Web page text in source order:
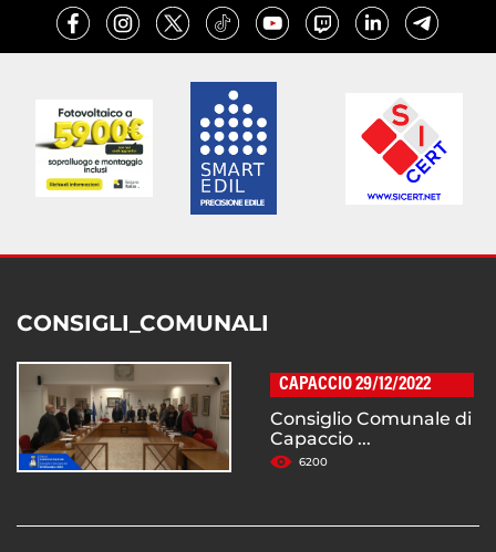
CONSIGLI_COMUNALI
CAPACCIO 29/12/2022
Consiglio Comunale di
Capaccio ...
6200